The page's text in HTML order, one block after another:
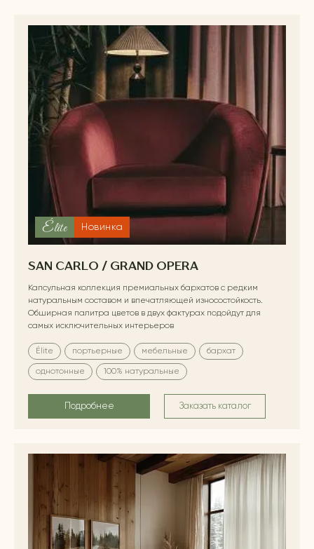
Élite Новинка
SAN CARLO / GRAND OPERA
Капсульная коллекция премиальных бархатов с редким
натуральным составом и впечатляющей износостойкость.
Обширная палитра цветов в двух фактурах подойдут для
самых исключительных интерьеров
Élite портьерные мебельные бархат
однотонные 100% натуральные
Подробнее Заказать каталог